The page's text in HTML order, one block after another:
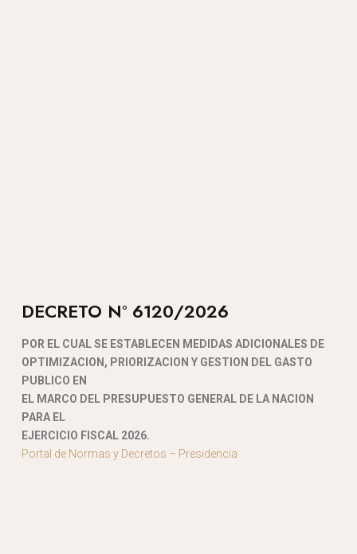
DECRETO N° 6120/2026
POR EL CUAL SE ESTABLECEN MEDIDAS ADICIONALES DE
OPTIMIZACION, PRIORIZACION Y GESTION DEL GASTO
PUBLICO EN
EL MARCO DEL PRESUPUESTO GENERAL DE LA NACION
PARA EL
EJERCICIO FISCAL 2026.
Portal de Normas y Decretos – Presidencia